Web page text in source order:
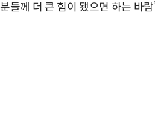
분들께 더 큰 힘이 됐으면 하는 바